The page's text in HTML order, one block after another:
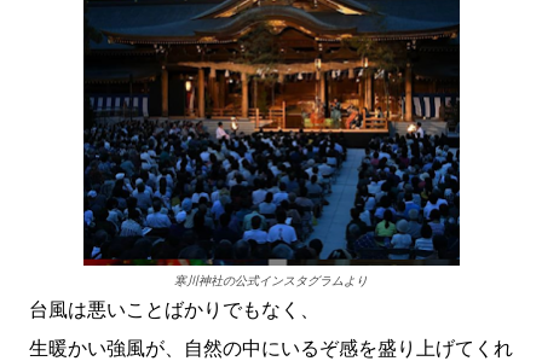
寒川神社の公式インスタグラムより
台風は悪いことばかりでもなく、
生暖かい強風が、自然の中にいるぞ感を盛り上げてくれ